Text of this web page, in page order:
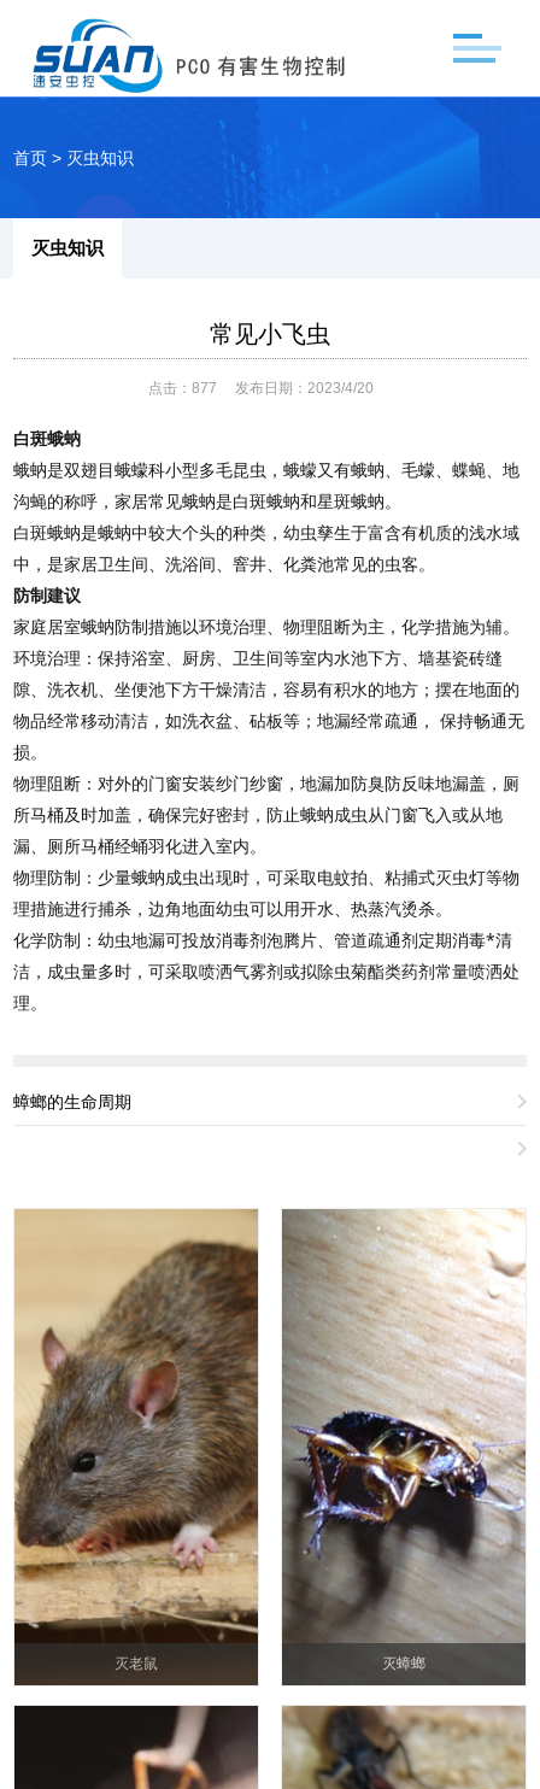
首页 > 灭虫知识
灭虫知识
常见小飞虫
点击： 877 发布日期：2023/4/20
白斑蛾蚋
蛾蚋是双翅目蛾蠓科小型多毛昆虫，蛾蠓又有蛾蚋、毛蠓、蝶蝇、地
沟蝇的称呼，家居常见蛾蚋是白斑蛾蚋和星斑蛾蚋。
白斑蛾蚋是蛾蚋中较大个头的种类，幼虫孳生于富含有机质的浅水域
中，是家居卫生间、洗浴间、窨井、化粪池常见的虫客。
防制建议
家庭居室蛾蚋防制措施以环境治理、物理阻断为主，化学措施为辅。
环境治理：保持浴室、厨房、卫生间等室内水池下方、墙基瓷砖缝
隙、洗衣机、坐便池下方干燥清洁，容易有积水的地方；摆在地面的
物品经常移动清洁，如洗衣盆、砧板等；地漏经常疏通， 保持畅通无
损。
物理阻断：对外的门窗安装纱门纱窗，地漏加防臭防反味地漏盖，厕
所马桶及时加盖，确保完好密封，防止蛾蚋成虫从门窗飞入或从地
漏、厕所马桶经蛹羽化进入室内。
物理防制：少量蛾蚋成虫出现时，可采取电蚊拍、粘捕式灭虫灯等物
理措施进行捕杀，边角地面幼虫可以用开水、热蒸汽烫杀。
化学防制：幼虫地漏可投放消毒剂泡腾片、管道疏通剂定期消毒*清
洁，成虫量多时，可采取喷洒气雾剂或拟除虫菊酯类药剂常量喷洒处
理。
蟑螂的生命周期
灭老鼠 灭蟑螂